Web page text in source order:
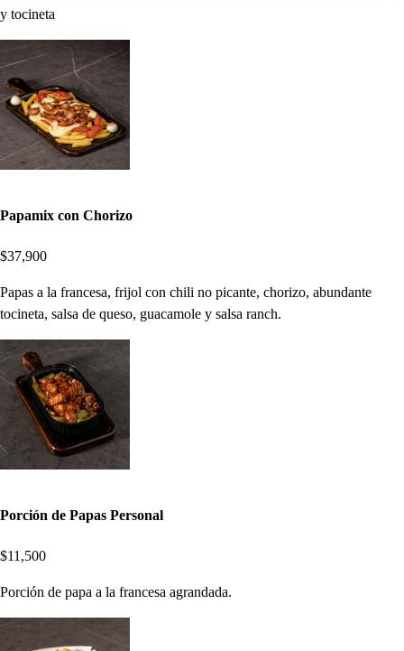
y tocineta
Papamix con Chorizo
$37,900
Papas a la francesa, frijol con chili no picante, chorizo, abundante
tocineta, salsa de queso, guacamole y salsa ranch.
Porción de Papas Personal
$11,500
Porción de papa a la francesa agrandada.